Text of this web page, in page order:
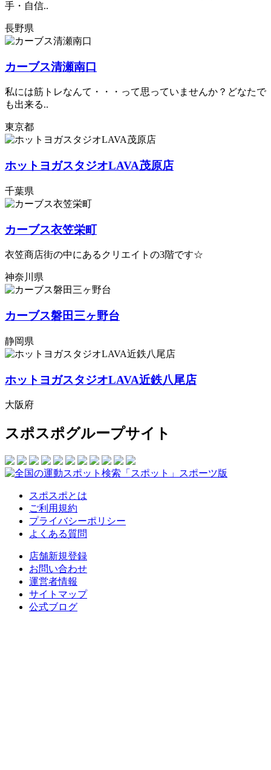
手・自信..
長野県
カーブス清瀬南口
私には筋トレなんて・・・って思っていませんか？どなたで
も出来る..
東京都
ホットヨガスタジオLAVA茂原店
千葉県
カーブス衣笠栄町
衣笠商店街の中にあるクリエイトの3階です☆
神奈川県
カーブス磐田三ヶ野台
静岡県
ホットヨガスタジオLAVA近鉄八尾店
大阪府
スポスポグループサイト
スポスポとは
ご利用規約
プライバシーポリシー
よくある質問
店舗新規登録
お問い合わせ
運営者情報
サイトマップ
公式ブログ